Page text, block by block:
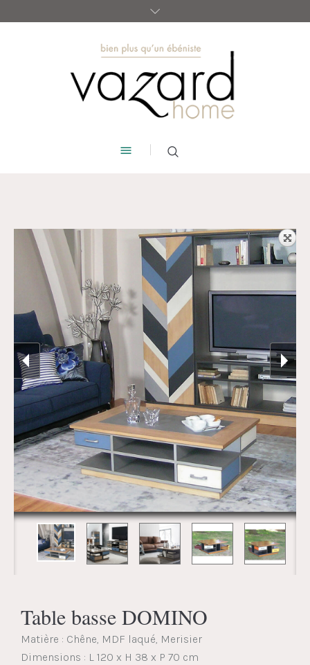
Table basse DOMINO
Matière : Chêne, MDF laqué, Merisier
Dimensions : L 120 x H 38 x P 70 cm